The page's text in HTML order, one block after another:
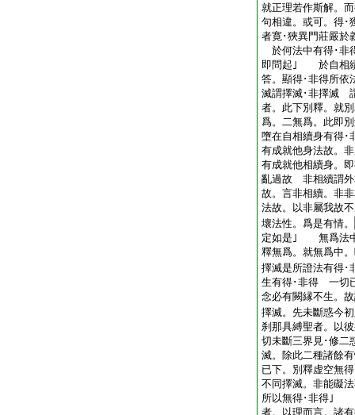
就正理若作斯解。
句相違。或可。得･
者寛･狹異門莊嚴於
於何法中有得･非
即問起｣ 於自相續
答。顯得･非得所依
滅謂擇滅･非擇滅
者。此下別釋。就
爲。二無爲。此即
墮在自相續身有得･
有成就他身法故。
有成就他相續身。
亂過故 非相續謂外
故。言非相續。非
法故。以非屬我故
壞法性。爲是有情。
定如是｣ 無爲法中
釋無爲。就無爲中
擇滅是所證法有得･
生有得･非得 一切
念必有闕縁不生。
擇滅。先未斷惑今
刹那具縛聖者。以
切未斷三界見･修二
滅。除此二種諸餘
已下。別釋虚空無
不同擇滅。非能礙
所以無得･非得｣
者。以理而言。諸